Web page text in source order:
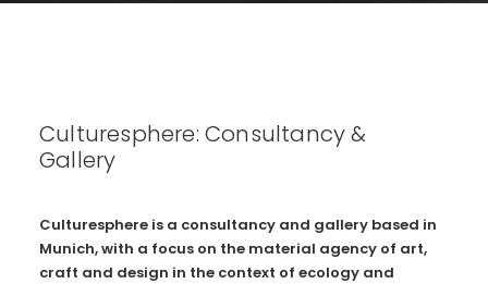
Culturesphere: Consultancy &
Gallery
Culturesphere is a consultancy and gallery based in
Munich, with a focus on the material agency of art,
craft and design in the context of ecology and